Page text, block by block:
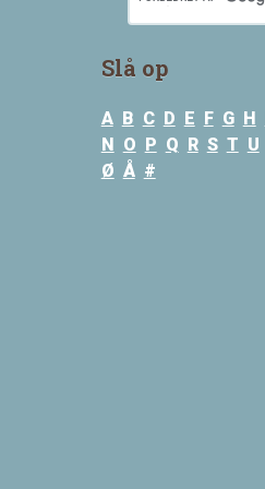
Slå op
A B C D E F G H
N O P Q R S T U
Ø Å #